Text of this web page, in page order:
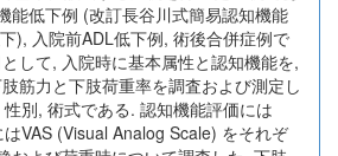
能低下例 (改訂長谷川式簡易認知機能
), 入院前ADL低下例, 術後合併症例で
して, 入院時に基本属性と認知機能を,
筋力と下肢荷重率を調査および測定し
別, 術式である. 認知機能評価には
VAS (Visual Analog Scale) をそれぞ